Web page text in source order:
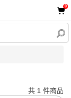
0
共 1 件商品